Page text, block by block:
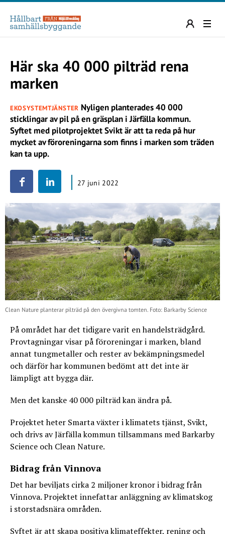
Här ska 40 000 pilträd rena
marken
EKOSYSTEMTJÄNSTER Nyligen planterades 40 000
sticklingar av pil på en gräsplan i Järfälla kommun.
Syftet med pilotprojektet Svikt är att ta reda på hur
mycket av föroreningarna som finns i marken som träden
kan ta upp.
27 juni 2022
Clean Nature planterar pilträd på den övergivna tomten. Foto: Barkarby Science
På området har det tidigare varit en handelsträdgård.
Provtagningar visar på föroreningar i marken, bland
annat tungmetaller och rester av bekämpningsmedel
och därför har kommunen bedömt att det inte är
lämpligt att bygga där.
Men det kanske 40 000 pilträd kan ändra på.
Projektet heter Smarta växter i klimatets tjänst, Svikt,
och drivs av Järfälla kommun tillsammans med Barkarby
Science och Clean Nature.
Bidrag från Vinnova
Det har beviljats cirka 2 miljoner kronor i bidrag från
Vinnova. Projektet innefattar anläggning av klimatskog
i storstadsnära områden.
Syftet är att skapa positiva klimateffekter, rening och